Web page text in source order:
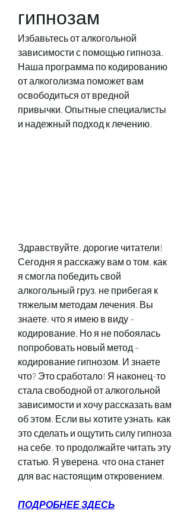
гипнозам
Избавьтесь от алкогольной
зависимости с помощью гипноза.
Наша программа по кодированию
от алкоголизма поможет вам
освободиться от вредной
привычки. Опытные специалисты
и надежный подход к лечению.
Здравствуйте, дорогие читатели!
Сегодня я расскажу вам о том, как
я смогла победить свой
алкогольный груз, не прибегая к
тяжелым методам лечения. Вы
знаете, что я имею в виду –
кодирование. Но я не побоялась
попробовать новый метод –
кодирование гипнозом. И знаете
что? Это сработало! Я наконец-то
стала свободной от алкогольной
зависимости и хочу рассказать вам
об этом. Если вы хотите узнать, как
это сделать и ощутить силу гипноза
на себе, то продолжайте читать эту
статью. Я уверена, что она станет
для вас настоящим откровением.
ПОДРОБНЕЕ ЗДЕСЬ